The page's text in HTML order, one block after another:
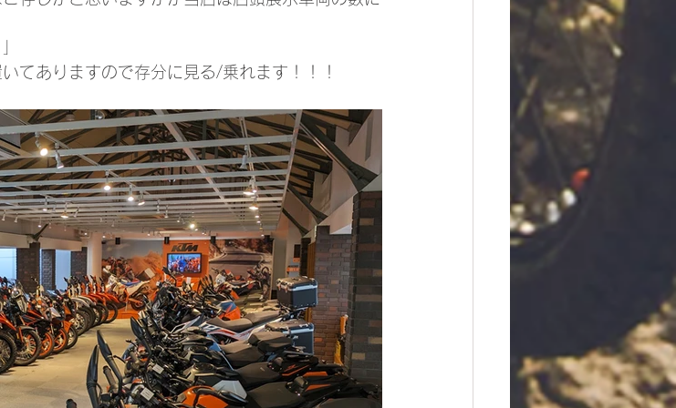
てありますので存分に見る/乗れます！！！